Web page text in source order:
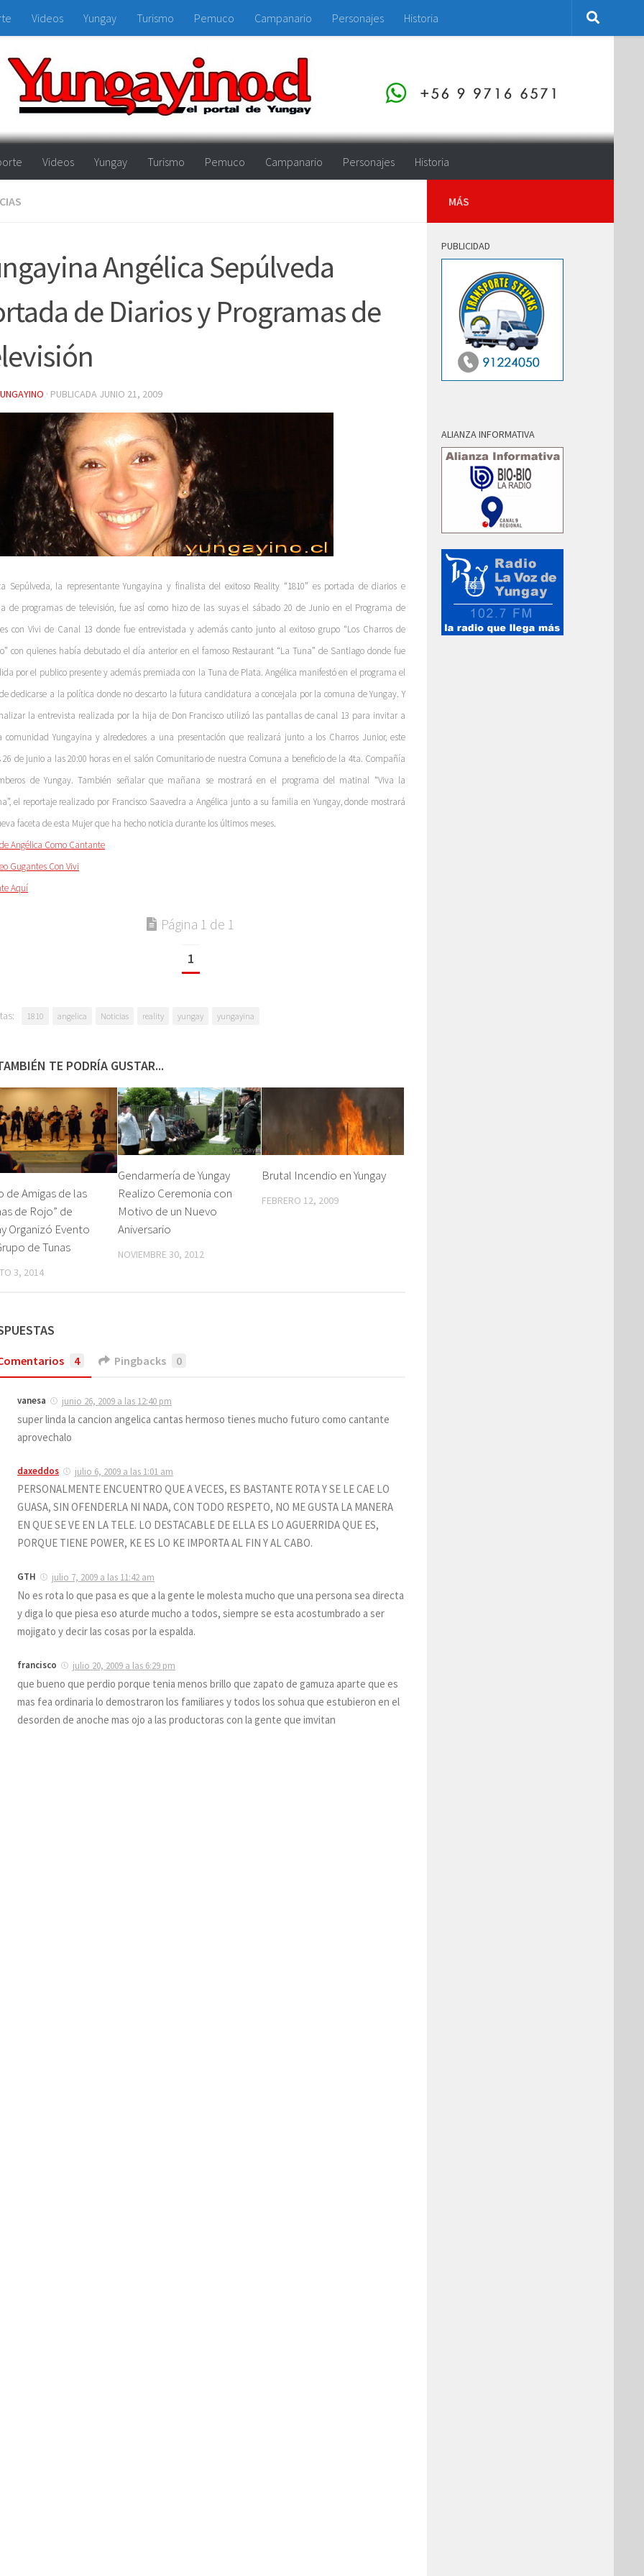
Videos Yungay Turismo Pemuco Campanario Personajes Historia
Videos Yungay Turismo Pemuco Campanario Personajes Historia
Angélica Sepúlveda
de Diarios y Programas de
· PUBLICADA JUNIO 21, 2009
Sepúlveda, la representante Yungayina y finalista del exitoso Reality “1810” es portada de diarios e
de programas de televisión, fue asÍ como hizo de las suyas el sábado 20 de Junio en el Programa de
con Vivi de Canal 13 donde fue entrevistada y además canto junto al exitoso grupo “Los Charros de
con quienes había debutado el día anterior en el famoso Restaurant “La Tuna” de Santiago donde fue
por el publico presente y además premiada con la Tuna de Plata. Angélica manifestó en el programa el
dedicarse a la política donde no descarto la futura candidatura a concejala por la comuna de Yungay. Y
la entrevista realizada por la hija de Don Francisco utilizó las pantallas de canal 13 para invitar a
comunidad Yungayina y alrededores a una presentación que realizará junto a los Charros Junior, este
26 de junio a las 20:00 horas en el salón Comunitario de nuestra Comuna a beneficio de la 4ta. Compañía
de Yungay. También señalar que mañana se mostrará en el programa del matinal “Viva la
el reportaje realizado por Francisco Saavedra a Angélica junto a su familia en Yungay, donde mostrará
faceta de esta Mujer que ha hecho noticia durante los últimos meses.
Angélica Como Cantante
Gugantes Con Vivi
Aquí
Página 1 de 1
1
1810 angelica Noticias reality yungay yungayina
TE PODRÍA GUSTAR...
de Amigas de las
de Rojo” de
Organizó Evento
de Tunas
3, 2014
Gendarmería de Yungay
Realizo Ceremonia con
Motivo de un Nuevo
Aniversario
NOVIEMBRE 30, 2012
Brutal Incendio en Yungay
FEBRERO 12, 2009
4 Pingbacks 0
vanesa junio 26, 2009 a las 12:40 pm
super linda la cancion angelica cantas hermoso tienes mucho futuro como cantante
aprovechalo
daxeddos julio 6, 2009 a las 1:01 am
PERSONALMENTE ENCUENTRO QUE A VECES, ES BASTANTE ROTA Y SE LE CAE LO
GUASA, SIN OFENDERLA NI NADA, CON TODO RESPETO, NO ME GUSTA LA MANERA
EN QUE SE VE EN LA TELE. LO DESTACABLE DE ELLA ES LO AGUERRIDA QUE ES,
PORQUE TIENE POWER, KE ES LO KE IMPORTA AL FIN Y AL CABO.
GTH julio 7, 2009 a las 11:42 am
No es rota lo que pasa es que a la gente le molesta mucho que una persona sea directa
y diga lo que piesa eso aturde mucho a todos, siempre se esta acostumbrado a ser
mojigato y decir las cosas por la espalda.
francisco julio 20, 2009 a las 6:29 pm
que bueno que perdio porque tenia menos brillo que zapato de gamuza aparte que es
mas fea ordinaria lo demostraron los familiares y todos los sohua que estubieron en el
desorden de anoche mas ojo a las productoras con la gente que imvitan
MÁS
PUBLICIDAD
ALIANZA INFORMATIVA